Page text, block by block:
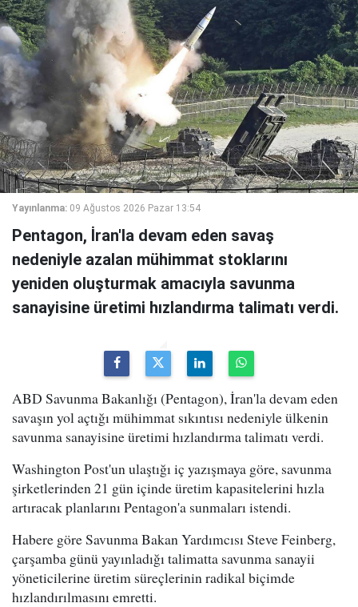
Yayınlanma: 09 Ağustos 2026 Pazar 13:54
Pentagon, İran'la devam eden savaş
nedeniyle azalan mühimmat stoklarını
yeniden oluşturmak amacıyla savunma
sanayisine üretimi hızlandırma talimatı verdi.
ABD Savunma Bakanlığı (Pentagon), İran'la devam eden
savaşın yol açtığı mühimmat sıkıntısı nedeniyle ülkenin
savunma sanayisine üretimi hızlandırma talimatı verdi.
Washington Post'un ulaştığı iç yazışmaya göre, savunma
şirketlerinden 21 gün içinde üretim kapasitelerini hızla
artıracak planlarını Pentagon'a sunmaları istendi.
Habere göre Savunma Bakan Yardımcısı Steve Feinberg,
çarşamba günü yayınladığı talimatta savunma sanayii
yöneticilerine üretim süreçlerinin radikal biçimde
hızlandırılmasını emretti.